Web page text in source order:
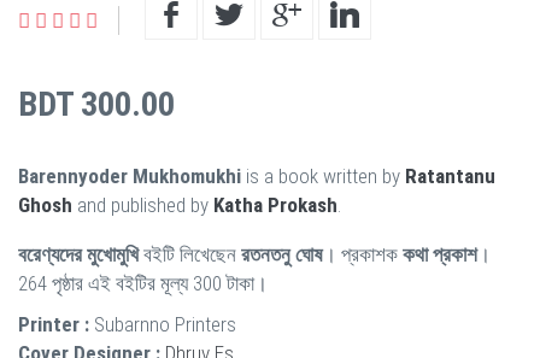
BDT 300.00
Barennyoder Mukhomukhi is a book written by Ratantanu
Ghosh and published by Katha Prokash
বরেণ্যদের মুখোমুখিবইটি লিখেছেন রতনতনু ঘোষ। প্রকাশক কথা প্রকাশ।
264 পৃষ্ঠার এই বইটির মূল্য 300 টাকা।
Printer : Subarnno Printers
Cover Designer : Dhruv Es